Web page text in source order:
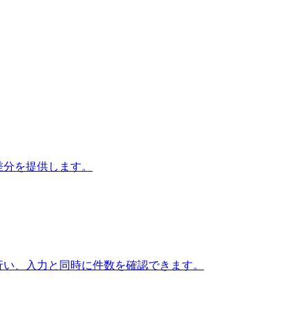
を提供します。
、入力と同時に件数を確認できます。